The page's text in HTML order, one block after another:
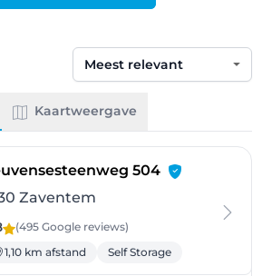
Sorteren op
Kaartweergave
504- Zaventem
Zaventem
(495 Google reviews)
1,10 km afstand
Self Storage